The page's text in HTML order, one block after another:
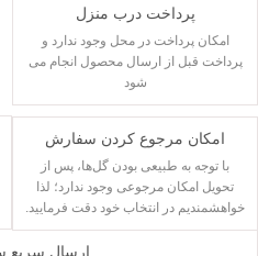
پرداخت درب منزل
امکان پرداخت در محل وجود ندارد و
پرداخت قبل از ارسال محصول انجام می
شود
امکان مرجوع کردن سفارش
با توجه به طبیعی بودن گل‌ها، پس از
تحویل امکان مرجوعی وجود ندارد؛ لذا
خواهشمندیم در انتخاب خود دقت فرمایید.
ارسال سریع